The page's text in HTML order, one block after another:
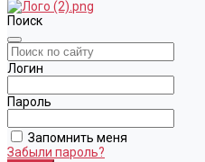
Поиск
Логин
Пароль
Запомнить меня
Забыли пароль?